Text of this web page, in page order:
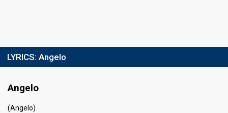
LYRICS: Angelo
Angelo
(Angelo)